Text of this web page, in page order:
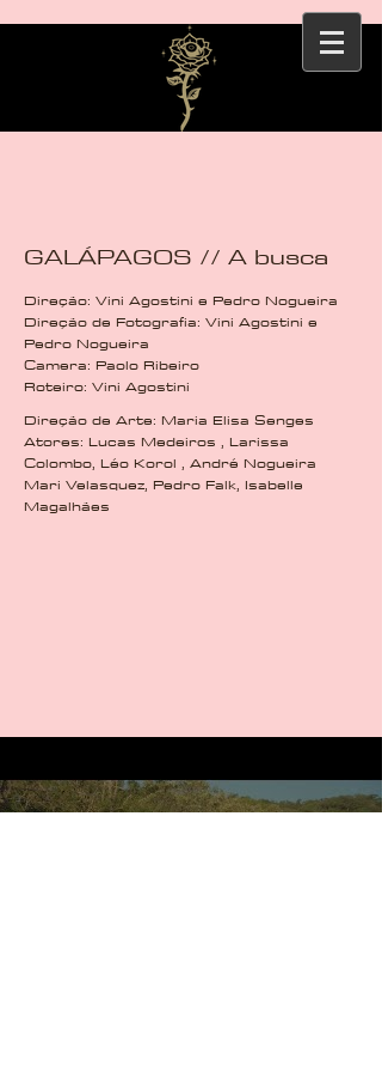
GALÁPAGOS // A busca
Direção: Vini Agostini e Pedro Nogueira
Direção de Fotografia: Vini Agostini e
Pedro Nogueira
Camera: Paolo Ribeiro
Roteiro: Vini Agostini
Direção de Arte: Maria Elisa Senges
Atores: Lucas Medeiros , Larissa
Colombo, Léo Korol , André Nogueira
Mari Velasquez, Pedro Falk, Isabelle
Magalhães